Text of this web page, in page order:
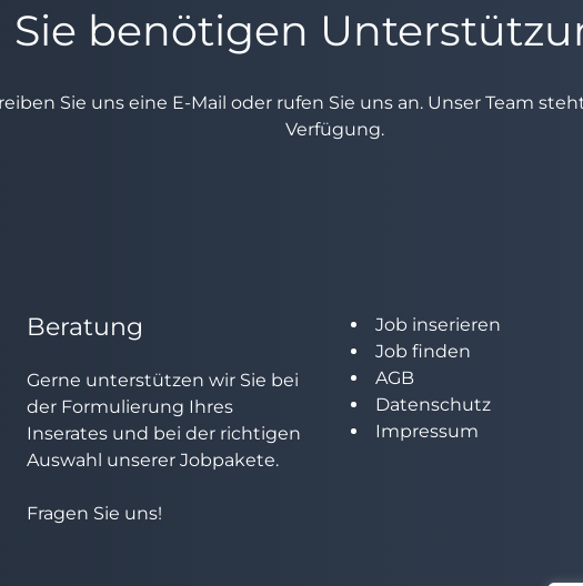
Sie benötigen
Sie uns eine E-Mail oder rufen Sie uns an. Unser Team
Verfügung.
Beratung
Gerne unterstützen wir Sie bei
der Formulierung Ihres
Inserates und bei der richtigen
Auswahl unserer Jobpakete.
Fragen Sie uns!
Job inserieren
Job finden
AGB
Datenschutz
Impressum